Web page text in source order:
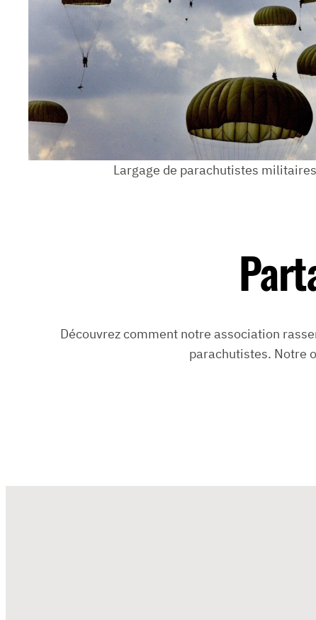
Largage de parachutistes
Découvrez comment notre association
parachutistes. Notre